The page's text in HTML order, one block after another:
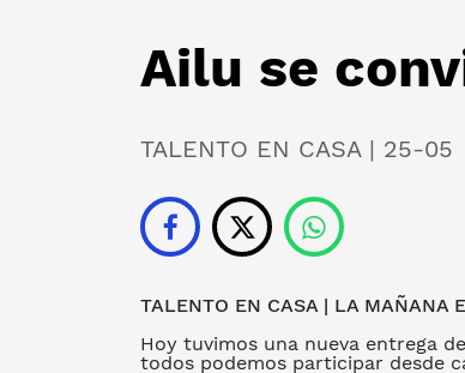
Ailu se
TALENTO EN CASA | 25-05
TALENTO EN CASA | LA MAÑANA
Hoy tuvimos una nueva entrega de
todos podemos participar desde